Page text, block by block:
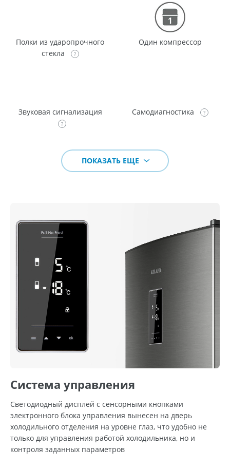
Полки из ударопрочного
стекла
Один компрессор
Звуковая сигнализация Самодиагностика
ПОКАЗАТЬ ЕЩЕ
Система управления
Светодиодный дисплей с сенсорными кнопками
электронного блока управления вынесен на дверь
холодильного отделения на уровне глаз, что удобно не
только для управления работой холодильника, но и
контроля заданных параметров